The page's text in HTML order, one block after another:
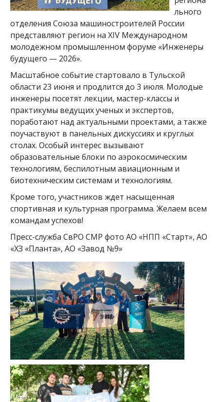
льного
отделения Союза машиностроителей России
представляют регион на XIV Международном
молодежном промышленном форуме «Инженеры
будущего — 2026».
Масштабное событие стартовало в Тульской
области 23 июня и продлится до 3 июля. Молодые
инженеры посетят лекции, мастер-классы и
практикумы ведущих ученых и экспертов,
поработают над актуальными проектами, а также
поучаствуют в панельных дискуссиях и круглых
столах. Особый интерес вызывают
образовательные блоки по аэрокосмическим
технологиям, беспилотным авиационным и
биотехническим системам и технологиям.
Кроме того, участников ждет насыщенная
спортивная и культурная программа. Желаем всем
командам успехов!
Пресс-служба СвРО СМР фото АО «НПП «Старт», АО
«ХЗ «Планта», АО «Завод №9»